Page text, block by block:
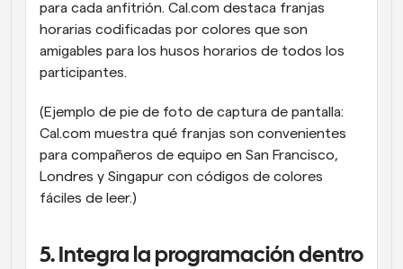
para cada anfitrión. Cal.com destaca franjas
horarias codificadas por colores que son
amigables para los husos horarios de todos los
participantes.
(Ejemplo de pie de foto de captura de pantalla:
Cal.com muestra qué franjas son convenientes
para compañeros de equipo en San Francisco,
Londres y Singapur con códigos de colores
fáciles de leer.)
5. Integra la programación dentro